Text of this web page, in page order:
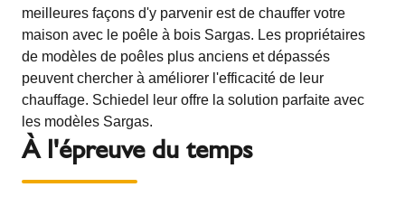
meilleures façons d'y parvenir est de chauffer votre
maison avec le poêle à bois Sargas. Les propriétaires
de modèles de poêles plus anciens et dépassés
peuvent chercher à améliorer l'efficacité de leur
chauffage. Schiedel leur offre la solution parfaite avec
les modèles Sargas.
À l'épreuve du temps